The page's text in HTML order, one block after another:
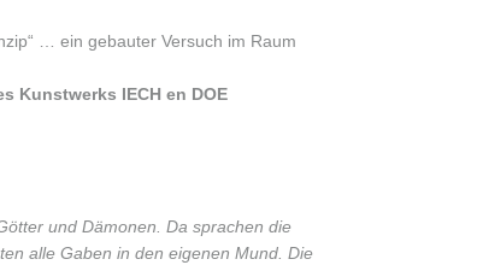
… ein gebauter Versuch im Raum
Kunstwerks IECH en DOE
und Dämonen. Da sprachen die
alle Gaben in den eigenen Mund. Die